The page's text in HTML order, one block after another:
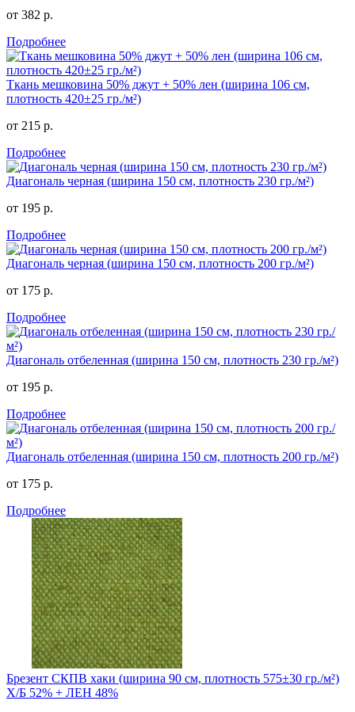
от 382 р.
Подробнее
Ткань мешковина 50% джут + 50% лен (ширина 106 см,
плотность 420±25 гр./м²)
от 215 р.
Подробнее
Диагональ черная (ширина 150 см, плотность 230 гр./м²)
от 195 р.
Подробнее
Диагональ черная (ширина 150 см, плотность 200 гр./м²)
от 175 р.
Подробнее
Диагональ отбеленная (ширина 150 см, плотность 230 гр./м²)
от 195 р.
Подробнее
Диагональ отбеленная (ширина 150 см, плотность 200 гр./м²)
от 175 р.
Подробнее
Брезент СКПВ хаки (ширина 90 см, плотность 575±30 гр./м²)
Х/Б 52% + ЛЕН 48%